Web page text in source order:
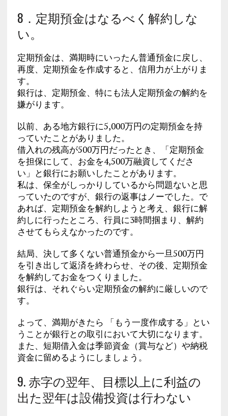
8．定期預金はなるべく解約しな
い。
定期預金は、満期時にいったん普通預金に戻し、
再度、定期預金を作成すると、信用力が上がりま
す。
銀行は、定期預金、特にも法人定期預金の解約を
嫌がります。
以前、ある地方銀行に5,000万円の定期預金を持
っていたことがありました。
借入れの残高が500万円だったとき、「定期預金
を担保にして、お金を4,500万融資してくださ
い」と銀行にお願いしたことがあります。
私は、保全がしっかりしているから問題ないと思
っていたのですが、銀行の返事はノーでした。で
あれば、定期預金を解約しようと考え、銀行に解
約しに行ったところ、行員に3時間掴まり、解約
させてもらえなかったのです。
結局、決して多くない普通預金から一旦500万円
を引き出して返済を終わらせ、その後、定期預金
を解約してお金をつくりました。
銀行は、それぐらい定期預金の解約に厳しいので
す。
よって、満期がきたら 「もう一度作成する」とい
うことが銀行との取引において大切になります。
また、短期借入金は季節資金（賞与など）や納税
資金に留めるようにしましょう。
9. 赤字の翌年、目標以上に利益の
出た翌年は設備投資は行わない